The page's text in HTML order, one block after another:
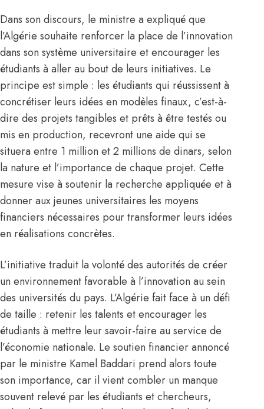
Dans son discours, le ministre a expliqué que
l’Algérie souhaite renforcer la place de l’innovation
dans son système universitaire et encourager les
étudiants à aller au bout de leurs initiatives. Le
principe est simple : les étudiants qui réussissent à
concrétiser leurs idées en modèles finaux, c’est-à-
dire des projets tangibles et prêts à être testés ou
mis en production, recevront une aide qui se
situera entre 1 million et 2 millions de dinars, selon
la nature et l’importance de chaque projet. Cette
mesure vise à soutenir la recherche appliquée et à
donner aux jeunes universitaires les moyens
financiers nécessaires pour transformer leurs idées
en réalisations concrètes.
L’initiative traduit la volonté des autorités de créer
un environnement favorable à l’innovation au sein
des universités du pays. L’Algérie fait face à un défi
de taille : retenir les talents et encourager les
étudiants à mettre leur savoir-faire au service de
l’économie nationale. Le soutien financier annoncé
par le ministre Kamel Baddari prend alors toute
son importance, car il vient combler un manque
souvent relevé par les étudiants et chercheurs,